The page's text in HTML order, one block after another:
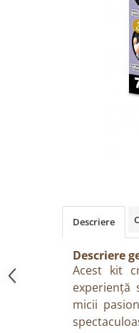
Descriere
Descriere
Acest kit
experiență
micii